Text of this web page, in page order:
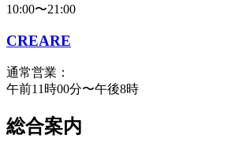
10:00〜21:00
CREARE
通常営業：
午前11時00分〜午後8時
総合案内